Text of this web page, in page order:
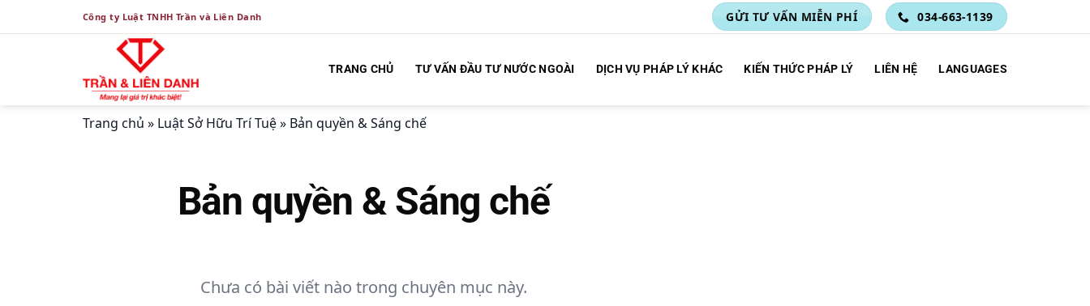
qua
Công ty Luật TNHH Trần và Liên Danh GỬI TƯ VẤN MIỄN PHÍ 034-663-1139
TRANG CHỦ TƯ VẤN ĐẦU TƯ NƯỚC NGOÀI DỊCH VỤ PHÁP LÝ KHÁC KIẾN THỨC PHÁP LÝ LIÊN HỆ LANGUAGES
Trang chủ » Luật Sở Hữu Trí Tuệ» Bản quyền & Sáng chế
Bản quyền & Sáng chế
Chưa có bài viết nào trong chuyên mục này.